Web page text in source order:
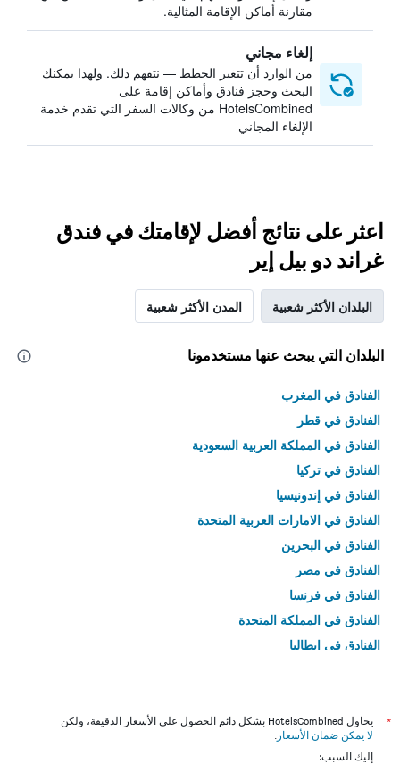
مقارنة أماكن الإقامة المثالية.
إلغاء مجاني
من الوارد أن تتغير الخطط — نتفهم ذلك. ولهذا يمكنك
البحث وحجز فنادق وأماكن إقامة على
HotelsCombined من وكالات السفر التي تقدم خدمة
الإلغاء المجاني
اعثر على نتائج أفضل لإقامتك في فندق
غراند دو بيل إير
البلدان الأكثر شعبية المدن الأكثر شعبية
البلدان التي يبحث عنها مستخدمونا
الفنادق في المغرب
الفنادق في قطر
الفنادق في المملكة العربية السعودية
الفنادق في تركيا
الفنادق في إندونيسيا
الفنادق في الامارات العربية المتحدة
الفنادق في البحرين
الفنادق في مصر
الفنادق في فرنسا
الفنادق في المملكة المتحدة
الفنادق في إيطاليا
*
يحاول HotelsCombined بشكل دائم الحصول على الأسعار الدقيقة، ولكن
لا يمكن ضمان الأسعار .
إليك السبب: